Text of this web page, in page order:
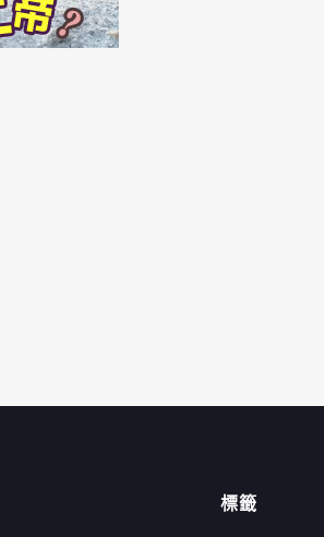
標籤